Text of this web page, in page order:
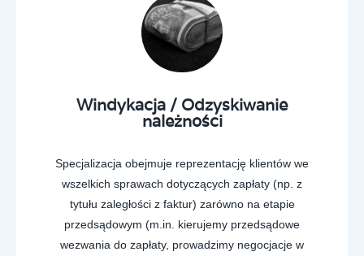
Windykacja / Odzyskiwanie
należności
Specjalizacja obejmuje reprezentację klientów we
wszelkich sprawach dotyczących zapłaty (np. z
tytułu zaległości z faktur) zarówno na etapie
przedsądowym (m.in. kierujemy przedsądowe
wezwania do zapłaty, prowadzimy negocjacje w